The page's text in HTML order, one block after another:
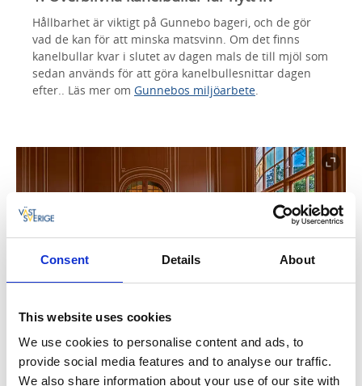
Consent Details About
This website uses cookies
We use cookies to personalise content and ads, to
provide social media features and to analyse our traffic.
We also share information about your use of our site with
Hållbarhet är viktigt på Gunnebo bageri, och de gör
vad de kan för att minska matsvinn. Om det finns
kanelbullar kvar i slutet av dagen mals de till mjöl som
sedan används för att göra kanelbullesnittar dagen
efter.. Läs mer om Gunnebos miljöarbete.
2. Gunnebo utbildar en ny generation